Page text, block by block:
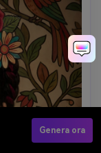
Genera ora